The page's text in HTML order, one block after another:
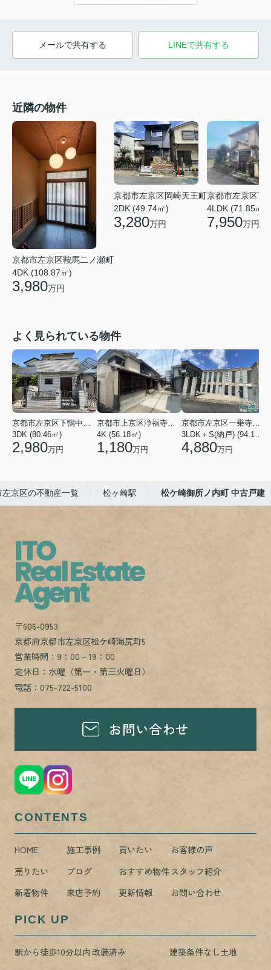
メールで共有する LINEで共有する
近隣の物件
京都市左京区鞍馬二ノ瀬町
4DK (108.87㎡)
3,980万円
京都市左京区岡崎天王町
2DK (49.74㎡)
3,280万円
京都市左京区下
4LDK (71.85㎡)
7,950万円
よく見られている物件
3DK (80.46㎡)
2,980万円
4K (56.18㎡)
1,180万円 4,880万円
左京区の不動産一覧 松ヶ崎駅 松ケ崎御所ノ内町 中古戸建
〒606-0953
京都府京都市左京区松ケ崎海尻町5
営業時間：9：00～19：00
定休日：水曜（第一・第三火曜日）
電話：075-722-5100
お問い合わせ
CONTENTS
HOME 施工事例 買いたい
お客様の声
売りたい
ブログ おすすめ物件スタッフ紹介
新着物件
来店予約 更新情報 お問い合わせ
PICK UP
駅から徒歩10分以内改装済み
建築条件なし土地